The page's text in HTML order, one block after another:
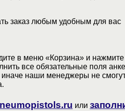
заказ любым удобным для вас
в меню «Корзина» и нажмите
все обязательные поля
наши менеджеры не
или